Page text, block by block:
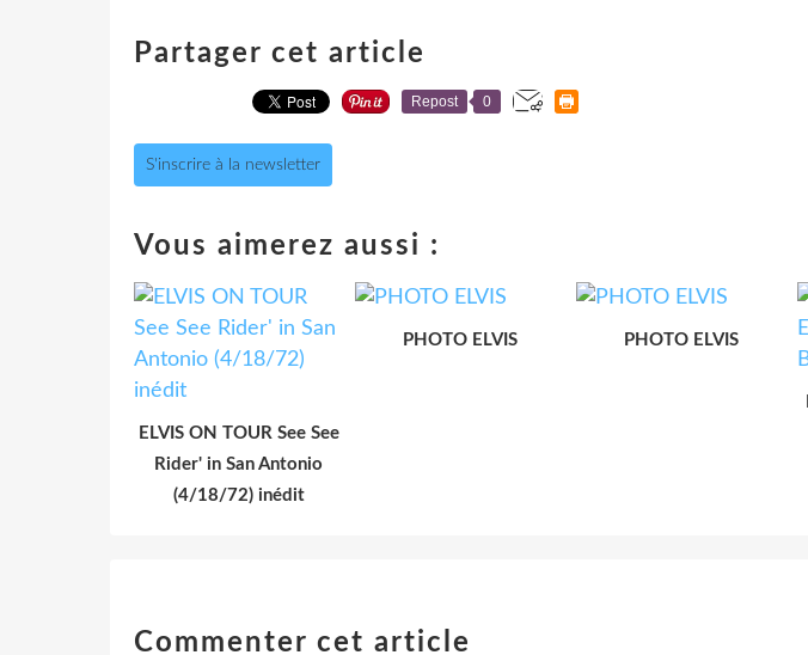
Partager cet article
Repost 0
S'inscrire à la newsletter
Vous aimerez aussi :
ELVIS ON TOUR See See
Rider' in San Antonio
(4/18/72) inédit
PHOTO ELVIS PHOTO ELVIS
Commenter cet article